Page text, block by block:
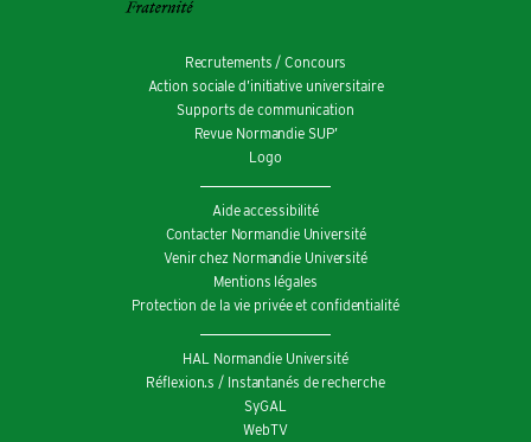
Recrutements / Concours
Action sociale d’initiative universitaire
Supports de communication
Revue Normandie SUP’
Logo
Aide accessibilité
Contacter Normandie Université
Venir chez Normandie Université
Mentions légales
Protection de la vie privée et confidentialité
HAL Normandie Université
Réflexion.s / Instantanés de recherche
SyGAL
WebTV